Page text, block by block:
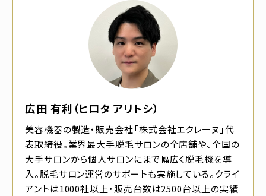
広田 有利（ヒロタ アリトシ）
美容機器の製造・販売会社「株式会社エクレーヌ」代
表取締役。業界最大手脱毛サロンの全店舗や、全国の
大手サロンから個人サロンにまで幅広く脱毛機を導
入。脱毛サロン運営のサポートも実施している。クライ
アントは1000社以上・販売台数は2500台以上の実績